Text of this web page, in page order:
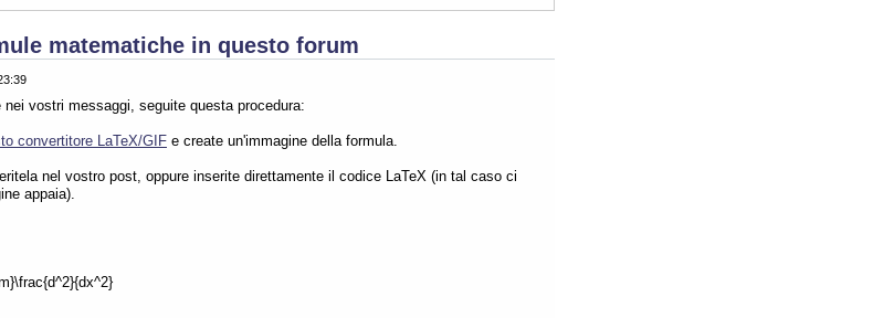
matematiche in questo forum
vostri messaggi, seguite questa procedura:
convertitore LaTeX/GIF e create un'immagine della formula.
nel vostro post, oppure inserite direttamente il codice LaTeX (in tal caso ci
appaia).